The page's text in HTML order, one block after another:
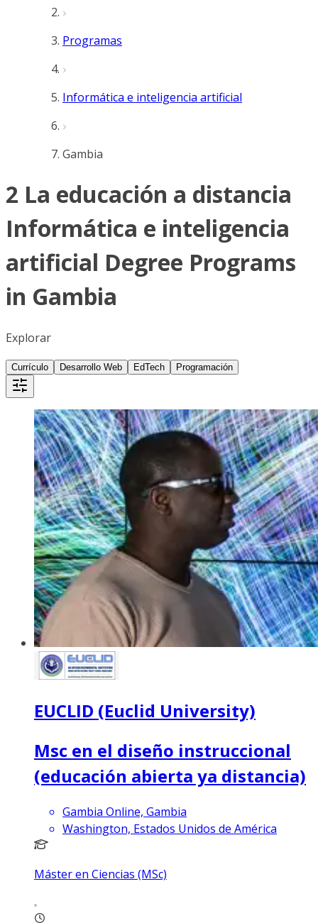
Programas
Informática e inteligencia artificial
Gambia
2 La educación a distancia
Informática e inteligencia
artificial Degree Programs
in Gambia
Explorar
Currículo Desarrollo Web EdTech Programación
EUCLID (Euclid University)
Msc en el diseño instruccional
(educación abierta ya distancia)
Gambia Online, Gambia
Washington, Estados Unidos de América
Máster en Ciencias (MSc)